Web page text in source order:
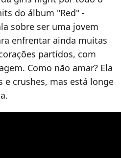
do álbum "Red" -
sobre ser uma jovem
enfrentar ainda muitas
partidos, com
Como não amar? Ela
e crushes, mas está longe